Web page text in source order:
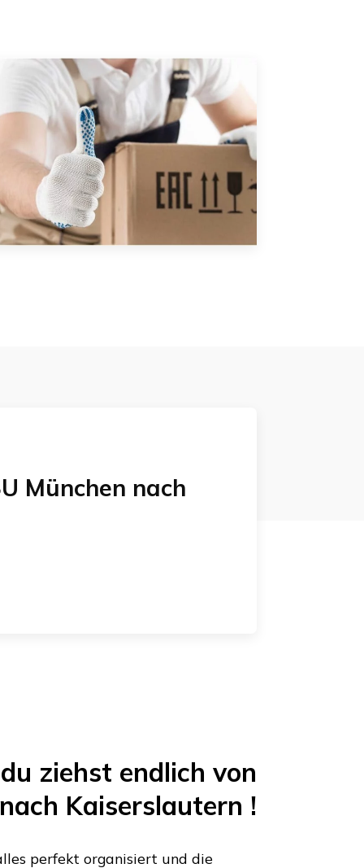
München nach
ziehst endlich von
Kaiserslautern !
perfekt organisiert und die